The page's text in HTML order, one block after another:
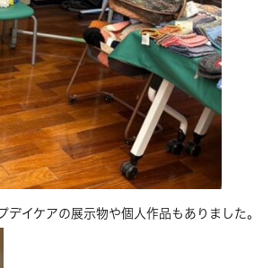
イケアの展示物や個人作品もありました。